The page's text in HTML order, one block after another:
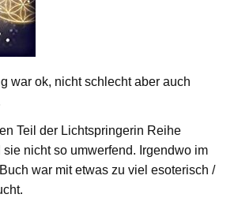
war ok, nicht schlecht aber auch
Teil der Lichtspringerin Reihe
sie nicht so umwerfend. Irgendwo im
war mit etwas zu viel esoterisch /